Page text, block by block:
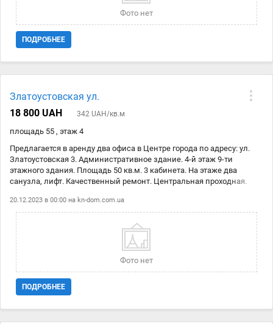
Фото нет
ПОДРОБНЕЕ
Златоустовская ул.
18 800 UAH
342 UAH/кв.м
площадь 55 , этаж 4
Предлагается в аренду два офиса в Центре города по адресу: ул.
Златоустовская 3. Административное здание. 4-й этаж 9-ти
этажного здания. Площадь 50 кв.м. 3 кабинета. На этаже два
санузла, лифт. Качественный ремонт. Центральная проходная.
корпоративное кафе. Цена аренды обоих помещений 342 грн./м.к.
с НДС + стоимость коммунальных платежей (вода, свет). Отличная
инфраструктура и транспортная развязка. Метро "Университет",
"Вокзальная" в пешей доступности. Цена аренды: 18800 гнр.+ ком.
Код объекта 1417220.
20.12.2023 в 00:00 на kn-dom.com.ua
Фото нет
ПОДРОБНЕЕ